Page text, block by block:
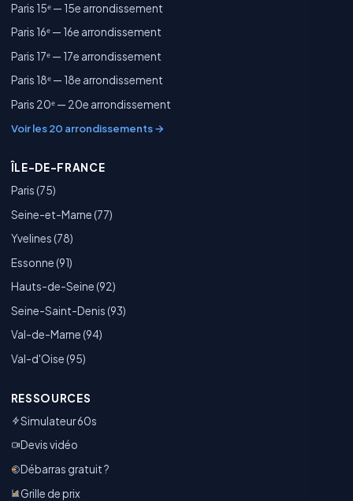
Paris 15ᵉ — 15e arrondissement
Paris 16ᵉ — 16e arrondissement
Paris 17ᵉ — 17e arrondissement
Paris 18ᵉ — 18e arrondissement
Paris 20ᵉ — 20e arrondissement
Voir les 20 arrondissements →
ÎLE-DE-FRANCE
Paris (75)
Seine-et-Marne (77)
Yvelines (78)
Essonne (91)
Hauts-de-Seine (92)
Seine-Saint-Denis (93)
Val-de-Marne (94)
Val-d'Oise (95)
RESSOURCES
Simulateur 60s
Devis vidéo
Débarras gratuit ?
Grille de prix